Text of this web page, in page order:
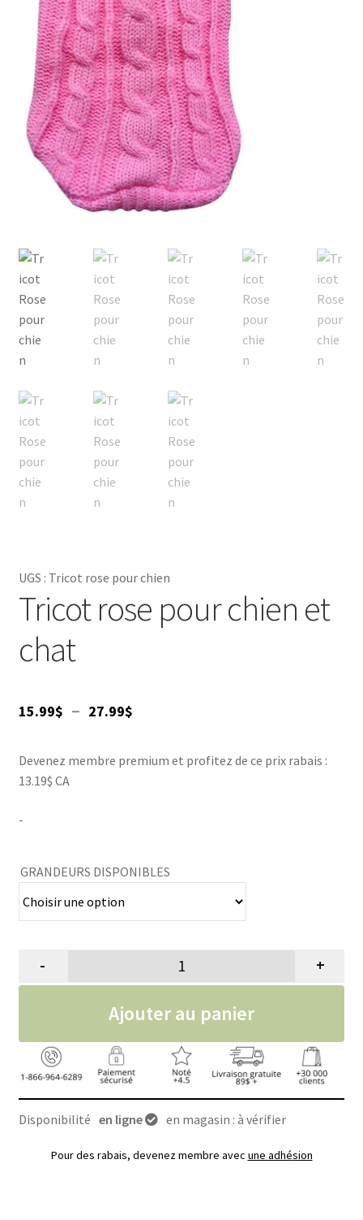
UGS : Tricot rose pour chien
Tricot rose pour chien et
chat
15.99$ – 27.99$Plage
prix :
Devenez membre premium et profitez de ce prix rabais :
13.19$ CA
-
GRANDEURS DISPONIBLES
quantité de Tricot Rose pour
- +
Ajouter au panier
Disponibilité en ligne en magasin : à vérifier
Pour des rabais, devenez membre avec une adhésion